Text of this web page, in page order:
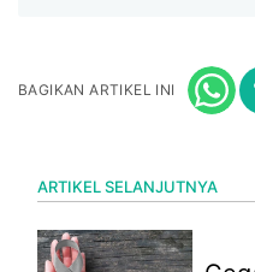
BAGIKAN ARTIKEL INI
ARTIKEL SELANJUTNYA